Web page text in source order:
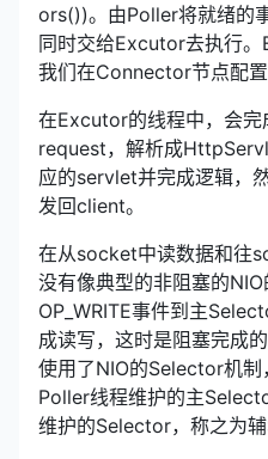
ors())。由Poller将就绪的
同时交给Excutor去执行
我们在Connector节点配
在Excutor的线程中，会
request，解析成
应的servlet并完成逻辑，
发回client。
在从socket中读数据和往
没有像典型的非阻塞的
OP_WRITE事件到主
成读写，这时是阻塞完成
使用了NIO的Selector机
Poller线程维护的主
维护的Selector，称之为辅